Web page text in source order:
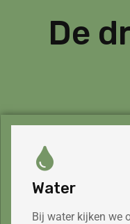
De
Water
Bij water kijken we